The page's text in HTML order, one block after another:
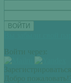
Войти через:
Зарегистрироваться
Добро пожаловать!